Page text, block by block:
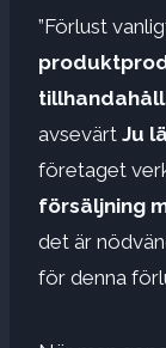
”Förlust
avsevärt Ju
företaget
försäljning
det är
för denna